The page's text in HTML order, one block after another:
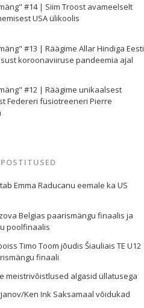
#14 | Siim Troost avameelselt
USA ülikoolis
#13 | Räägime Allar Hindiga Eesti
koroonaviiruse pandeemia ajal
#12 | Räägime unikaalsest
Federeri füsiotreeneri Pierre
Emma Raducanu eemale ka US
Belgias paarismängu finaalis ja
poolfinaalis
Timo Toom jõudis Šiauliais TE U12
finaali
meistrivõistlused algasid üllatusega
Ken Ink Saksamaal võidukad